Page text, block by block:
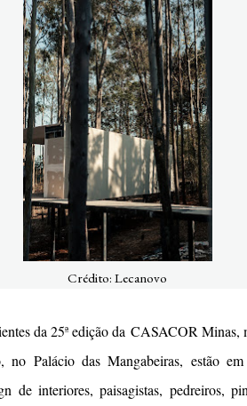
Crédito: Lecanovo
da 25ª edição da CASACOR Minas,
Palácio das Mangabeiras, estão
de interiores, paisagistas, pedreiros,